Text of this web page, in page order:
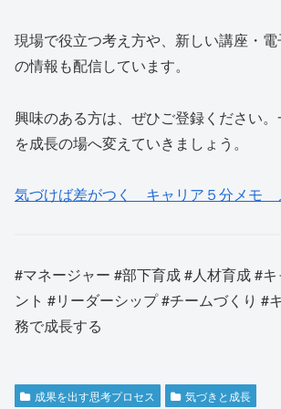
現場で役立つ考え方や、新しい講座・
の情報も配信しています。
興味のある方は、ぜひご登録ください
を成長の場へ変えていきましょう。
気づけば差がつく キャリア５分メモ
#マネージャー #部下育成 #人材育成 #
ント #リーダーシップ #チームづくり #
務で成長する
成果を出す思考プロセス 気づきと成長